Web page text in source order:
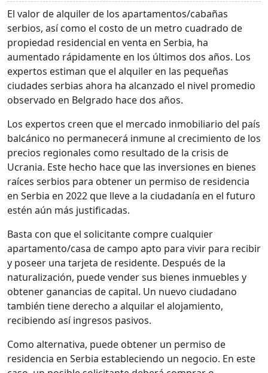
El valor de alquiler de los apartamentos/cabañas
serbios, así como el costo de un metro cuadrado de
propiedad residencial en venta en Serbia, ha
aumentado rápidamente en los últimos dos años. Los
expertos estiman que el alquiler en las pequeñas
ciudades serbias ahora ha alcanzado el nivel promedio
observado en Belgrado hace dos años.
Los expertos creen que el mercado inmobiliario del país
balcánico no permanecerá inmune al crecimiento de los
precios regionales como resultado de la crisis de
Ucrania. Este hecho hace que las inversiones en bienes
raíces serbios para obtener un permiso de residencia
en Serbia en 2022 que lleve a la ciudadanía en el futuro
estén aún más justificadas.
Basta con que el solicitante compre cualquier
apartamento/casa de campo apto para vivir para recibir
y poseer una tarjeta de residente. Después de la
naturalización, puede vender sus bienes inmuebles y
obtener ganancias de capital. Un nuevo ciudadano
también tiene derecho a alquilar el alojamiento,
recibiendo así ingresos pasivos.
Como alternativa, puede obtener un permiso de
residencia en Serbia estableciendo un negocio. En este